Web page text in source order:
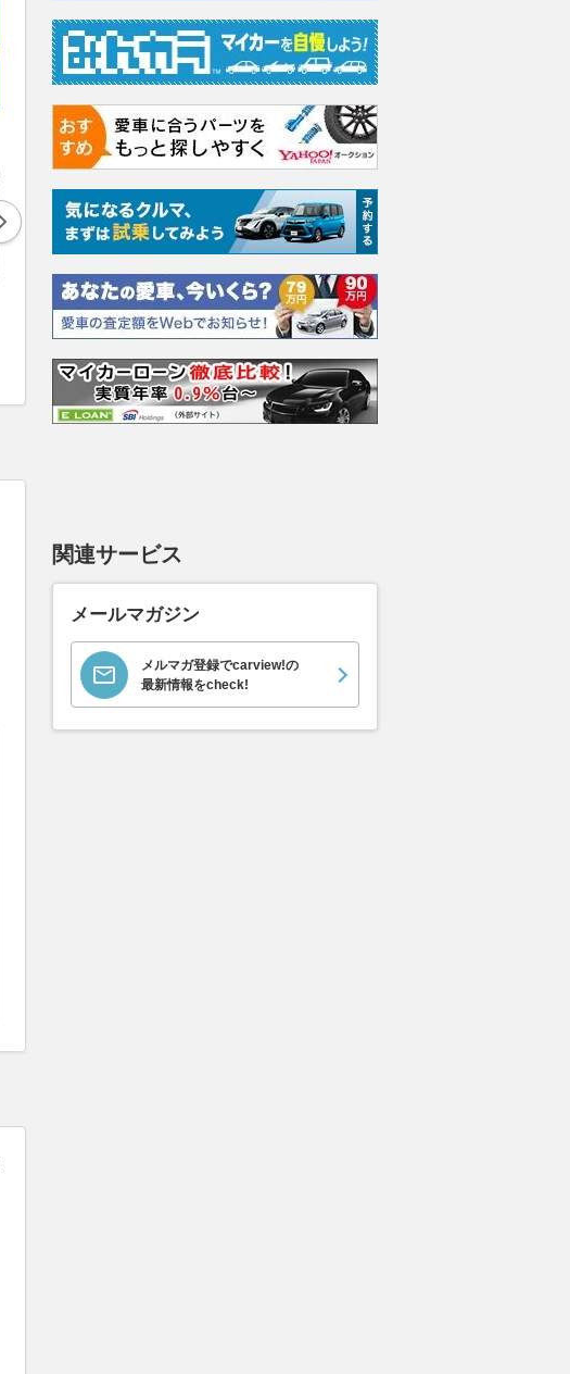
ロールスロイス ゴース
ト ロールスロイス ゴ
ースト(第1世代 / RR4)
支払総額
1万円
ホンダ NSX 3.0
支払総額
898.0万円
日産 エルグランド 3.5
VIP パワーシートパッ
ケージ
支払総額
684
関連サービス
メールマガジン
メルマガ登録でcarview!の
最新情報をcheck!